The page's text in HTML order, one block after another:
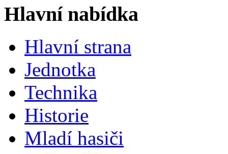
Hlavní nabídka
Hlavní strana
Jednotka
Technika
Historie
Mladí hasiči